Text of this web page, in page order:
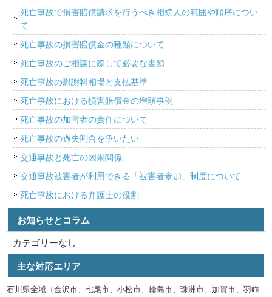
死亡事故で損害賠償請求を行うべき相続人の範囲や順序につい
て
死亡事故の損害賠償金の種類について
死亡事故のご相談に際して必要な書類
死亡事故の慰謝料相場と支払基準
死亡事故における損害賠償金の増額事例
死亡事故の加害者の責任について
死亡事故の過失割合を争いたい
交通事故と死亡の因果関係
交通事故被害者が利用できる「被害者参加」制度について
死亡事故における弁護士の役割
お知らせとコラム
カテゴリーなし
主な対応エリア
石川県全域（金沢市、七尾市、小松市、輪島市、珠洲市、加賀市、羽咋